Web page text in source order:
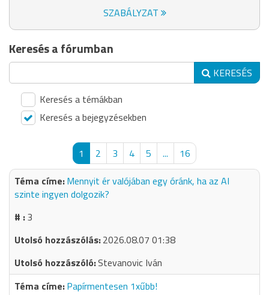
SZABÁLYZAT
Keresés a fórumban
KERESÉS
Keresés a témákban
Keresés a bejegyzésekben
1 2 3 4 5 ...
16
Mennyit ér valójában egy óránk, ha az AI
szinte ingyen dolgozik?
3
2026.08.07 01:38
Stevanovic Iván
Papírmentesen 1xűbb!